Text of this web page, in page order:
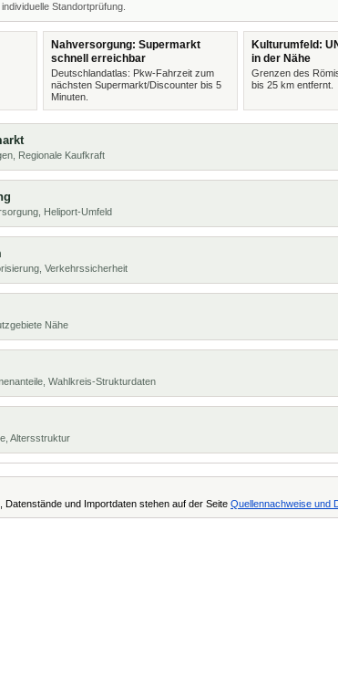
Standortprüfung.
Nahversorgung: Supermarkt
schnell erreichbar
Deutschlandatlas: Pkw-Fahrzeit zum
nächsten Supermarkt/Discounter bis 5
Minuten.
Kulturumfeld:
in der Nähe
Grenzen des
bis 25 km entfernt.
Regionale Kaufkraft
Heliport-Umfeld
Verkehrssicherheit
Nähe
Wahlkreis-Strukturdaten
Altersstruktur
Datenstände und Importdaten stehen auf der Seite Quellennachweise und